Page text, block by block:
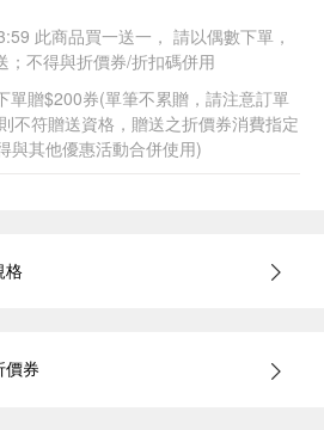
此商品買一送一， 請以偶數下單，
；不得與折價券/折扣碼併用
單贈$200券(單筆不累贈，請注意訂單
不符贈送資格，贈送之折價券消費指定
與其他優惠活動合併使用)
格
價券